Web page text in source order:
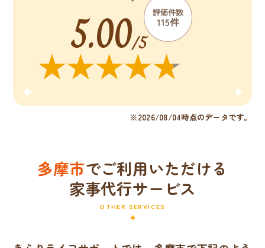
5.00/5
評価件数
115件
※2026/08/04時点のデータです。
多摩市でご利用いただける
家事代行サービス
OTHER SERVICES